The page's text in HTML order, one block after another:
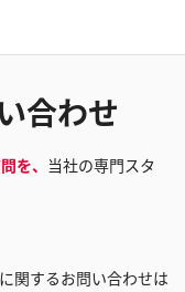
合わせ
を、 当社の専門スタ
関するお問い合わせは